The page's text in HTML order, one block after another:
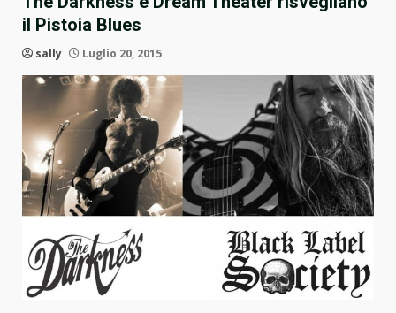
il Pistoia Blues
sally Luglio 20, 2015